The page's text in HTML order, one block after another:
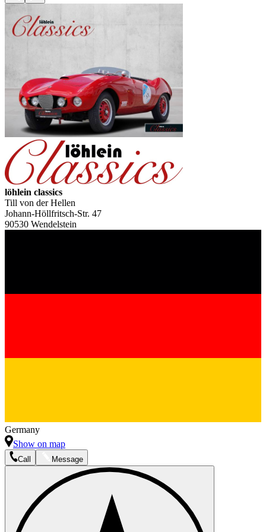
löhlein classics
Till von der Hellen
Johann-Höllfritsch-Str. 47
90530 Wendelstein
Germany
Show on map
Call Message